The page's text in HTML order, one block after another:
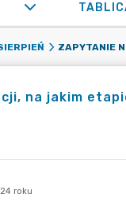
na jakim